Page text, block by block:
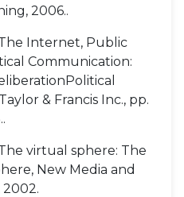
2006..
Internet, Public
Communication:
& Francis Inc., pp.
virtual sphere: The
New Media and
2002.